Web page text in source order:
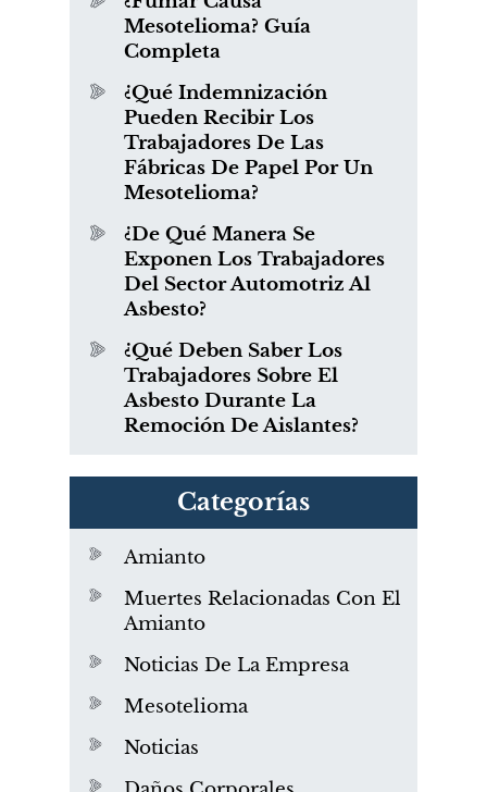
Mesotelioma? Guía
Completa
¿Qué Indemnización
Pueden Recibir Los
Trabajadores De Las
Fábricas De Papel Por Un
Mesotelioma?
¿De Qué Manera Se
Exponen Los Trabajadores
Del Sector Automotriz Al
Asbesto?
¿Qué Deben Saber Los
Trabajadores Sobre El
Asbesto Durante La
Remoción De Aislantes?
Categorías
Amianto
Muertes Relacionadas Con El
Amianto
Noticias De La Empresa
Mesotelioma
Noticias